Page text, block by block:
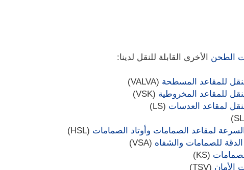
الطحن الأخرى القابلة للنقل لدينا:
للمقاعد المسطحة (VALVA)
للمقاعد المخروطية (VSK)
لمقاعد العدسات (LS)
لمقاعد الصمامات وأوتاد الصمامات (HSL)
للصمامات والشفاه (VSA)
(KS)
الأمان (TSV)